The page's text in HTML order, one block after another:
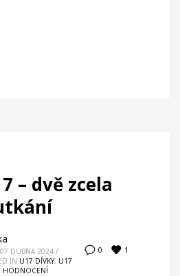
– dvě zcela
0 1
DUBNA 2024 /
IN U17 DÍVKY, U17
HODNOCENÍ